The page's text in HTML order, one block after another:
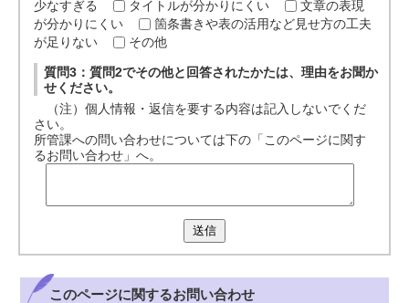
少なすぎる
タイトルが分かりにくい
文章の表現
が分かりにくい
箇条書きや表の活用など見せ方の工夫
が足りない
その他
質問3：質問2でその他と回答されたかたは、理由をお聞か
せください。
（注）個人情報・返信を要する内容は記入しないでくだ
さい。
所管課への問い合わせについては下の「このページに関す
るお問い合わせ」へ。
送信
このページに関するお問い合わせ